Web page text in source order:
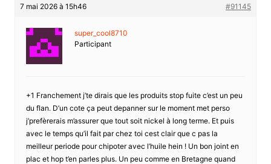
7 mai 2026 à 15h46 #91145
super_cool8710
Participant
+1 Franchement j’te dirais que les produits stop fuite c’est un peu
du flan. D’un cote ça peut depanner sur le moment met perso
j’prefèrerais m’assurer que tout soit nickel à long terme. Et puis
avec le temps qu’il fait par chez toi cest clair que c pas la
meilleur periode pour chipoter avec l’huile hein ! Un bon joint en
plac et hop t’en parles plus. Un peu comme en Bretagne quand